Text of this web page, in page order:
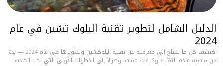
الدليل الشامل لتطوير تقنية البلوك تشين في عام
2024
اكتشف كل ما تحتاج إلى معرفته عن تقنية البلوكشين وتطويرها في عام 2024 — بدءًا
من ماهية هذه التقنية وكيفية عملها وصولاً إلى الخطوات الأولى التي يجب اتخاذها